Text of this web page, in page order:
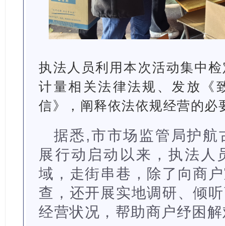
执法人员利用本次活动集中
计量相关法律法规、发放《
信》，阐释依法依规经营的必
据悉,市市场监管局护航
展行动启动以来，执法人
域，走街串巷，除了向商
查，还开展实地调研、倾
经营状况，帮助商户纾困